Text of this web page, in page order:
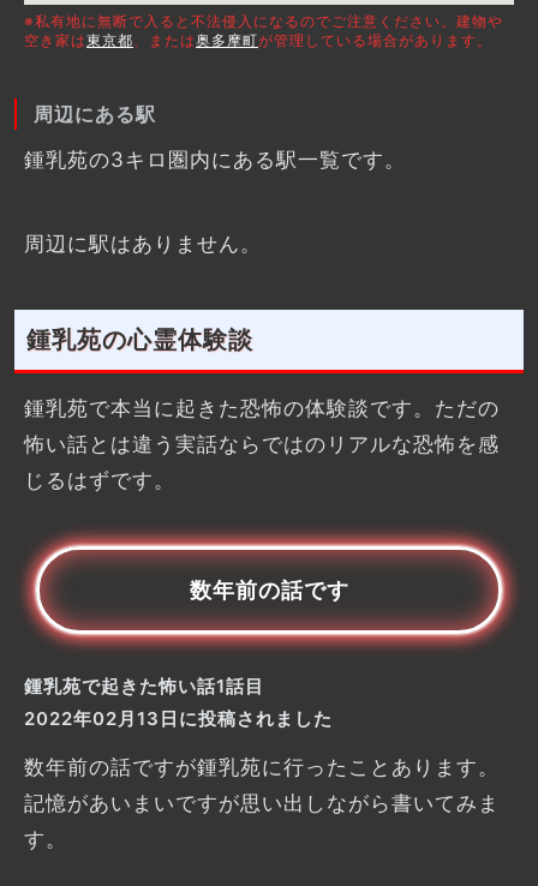
※私有地に無断で入ると不法侵入になるのでご注意ください。建物や
空き家は東京都、または奥多摩町が管理している場合があります。
周辺にある駅
鍾乳苑の3キロ圏内にある駅一覧です。
周辺に駅はありません。
鍾乳苑の心霊体験談
鍾乳苑で本当に起きた恐怖の体験談です。ただの
怖い話とは違う実話ならではのリアルな恐怖を感
じるはずです。
数年前の話です
鍾乳苑で起きた怖い話1話目
2022年02月13日に投稿されました
数年前の話ですが鍾乳苑に行ったことあります。
記憶があいまいですが思い出しながら書いてみま
す。